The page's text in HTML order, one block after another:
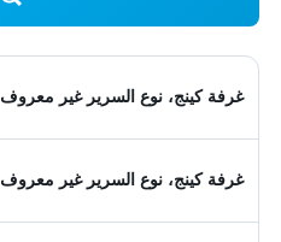
غرفة كينج، نوع السرير غير معروف
غرفة كينج، نوع السرير غير معروف